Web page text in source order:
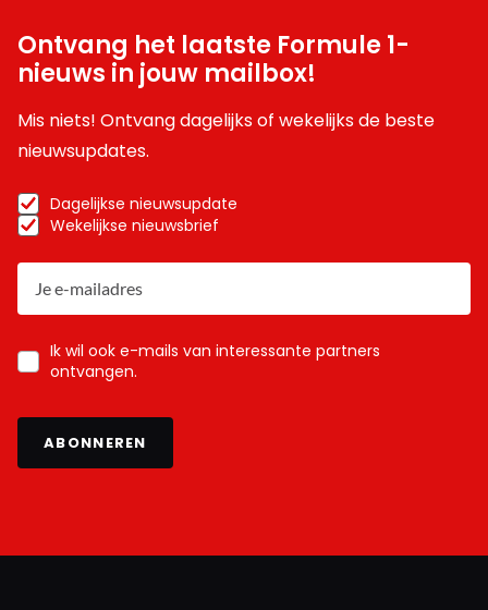
melden met een RN365-account.
INLOGGEN AANMELDEN
Ontvang het laatste Formule 1-
nieuws in jouw mailbox!
Mis niets! Ontvang dagelijks of wekelijks de beste
nieuwsupdates.
Dagelijkse nieuwsupdate
Wekelijkse nieuwsbrief
Ik wil ook e-mails van interessante partners
ontvangen.
ABONNEREN